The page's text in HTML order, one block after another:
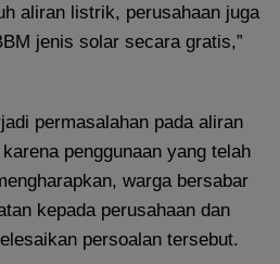
aliran listrik, perusahaan juga
jenis solar secara gratis,”
permasalahan pada aliran
penggunaan yang telah
warga bersabar
kepada perusahaan dan
persoalan tersebut.